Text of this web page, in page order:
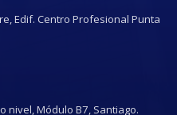
Edif. Centro Profesional Punta
nivel, Módulo B7, Santiago.